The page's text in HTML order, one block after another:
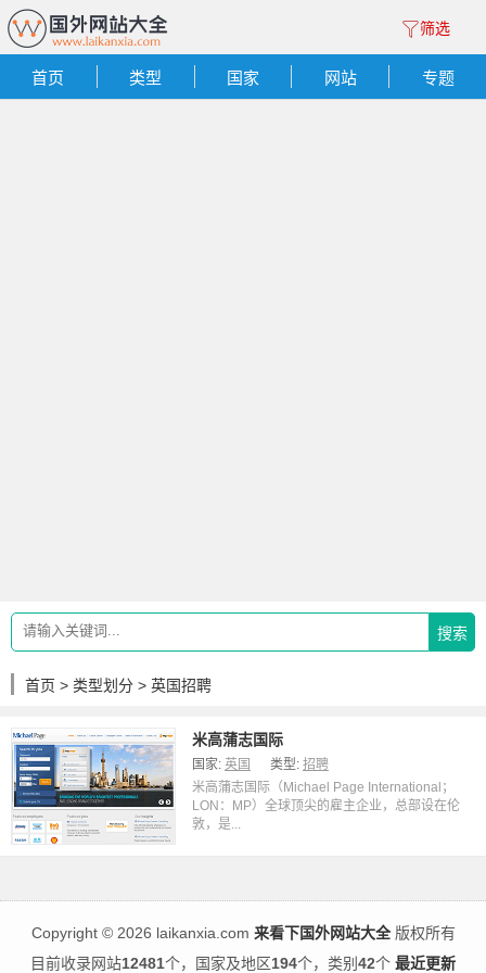
筛选
首页 类型 国家 网站 专题
搜索
首页 > 类型划分 > 英国招聘
米高蒲志国际
国家: 英国 类型: 招聘
米高蒲志国际（Michael Page International；
LON：MP）全球顶尖的雇主企业，总部设在伦
敦，是...
Copyright ©2026 laikanxia.com 来看下国外网站大全版权所有
目前收录网站12481个，国家及地区194个，类别 42个 最近更新